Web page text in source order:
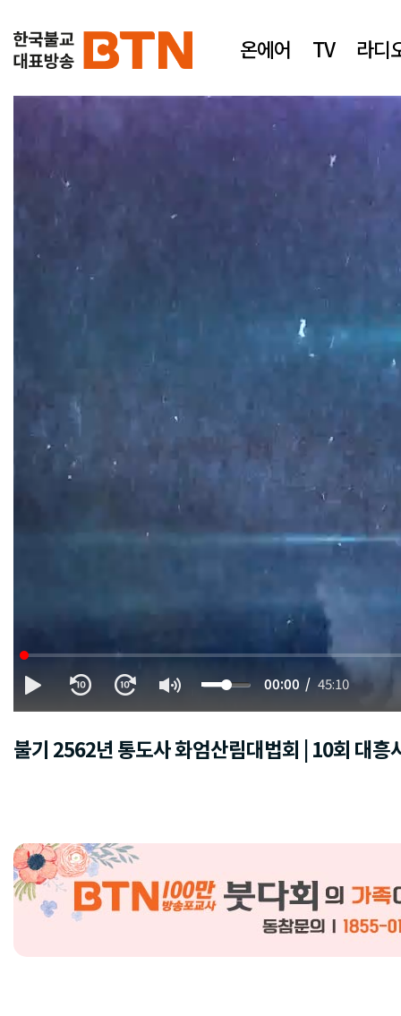
온에어 TV 라디
00:00 45:10
불기 2562년 통도사 화엄산림대법회 | 10회 대흥